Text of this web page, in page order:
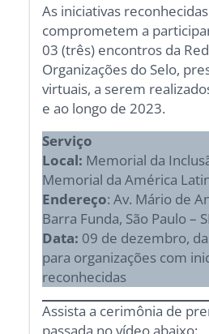
As iniciativas
comprometem a
03 (três) encontros da
Organizações do Selo,
virtuais, a serem
e ao longo de 2023.
Serviço
Local: Memorial da
Memorial da América
Endereço: Av. Mário de
Barra Funda, São Paulo –
Data: 09 de dezembro,
para organizações com
reconhecidas
Assista a cerimônia de
passada no vídeo abaixo: